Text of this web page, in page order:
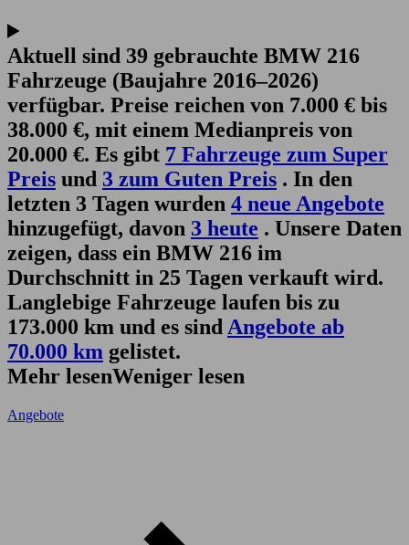
Aktuell sind 39 gebrauchte BMW 216
Fahrzeuge (Baujahre 2016–2026)
verfügbar. Preise reichen von 7.000 € bis
38.000 €, mit einem Medianpreis von
20.000 €. Es gibt 7 Fahrzeuge zum Super
Preis und 3 zum Guten Preis . In den
letzten 3 Tagen wurden 4 neue Angebote
hinzugefügt, davon 3 heute . Unsere Daten
zeigen, dass ein BMW 216 im
Durchschnitt in 25 Tagen verkauft wird.
Langlebige Fahrzeuge laufen bis zu
173.000 km und es sind Angebote ab
70.000 km gelistet.
Mehr lesenWeniger lesen
Angebote